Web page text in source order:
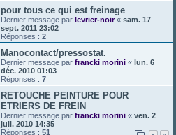
pour tous ce qui est freinage
Dernier message par levrier-noir« sam. 17
sept. 2011 23:02
Réponses : 2
Manocontact/pressostat.
Dernier message par francki morini « lun. 6
déc. 2010 01:03
Réponses : 7
RETOUCHE PEINTURE POUR
ETRIERS DE FREIN
Dernier message par francki morini « ven. 2
juil. 2010 14:35
Réponses : 51